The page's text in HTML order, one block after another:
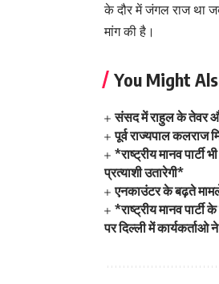
के दौर में जंगल राज था
मांग की है।
You Might
संसद में राहुल के तेवर
पूर्व राज्यपाल कलराज
*राष्ट्रीय मानव
प्रत्याशी उतारेगी*
एनकाउंटर के बढ़ते
*राष्ट्रीय मानव
पर दिल्ली में कार्यकर्ताओ